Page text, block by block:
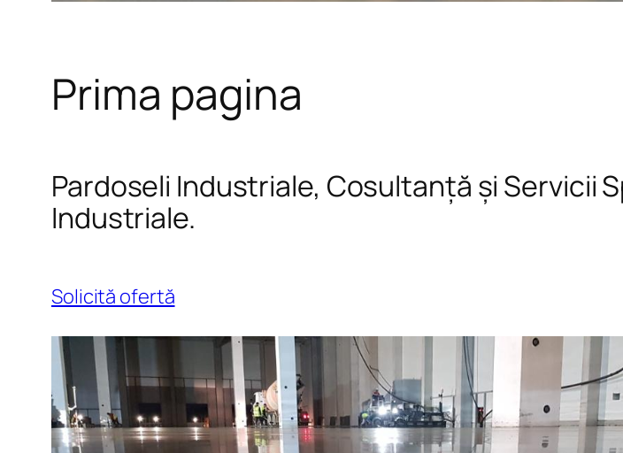
Prima pagina
Pardoseli Industriale, Cosultanță și Servicii
Industriale.
Solicită ofertă